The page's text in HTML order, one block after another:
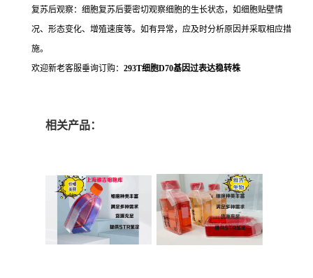
复苏后观察：细胞复苏后要密切观察细胞的生长状态，如细胞贴壁情
况、形态变化、增殖速度等。如有异常，应及时分析原因并采取相应措
施。
欢迎新老客服垂询订购： 293T细胞D70基因过表达稳转株
相关产品：